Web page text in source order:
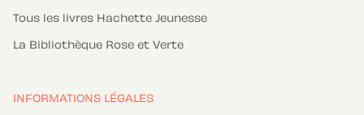
Tous les livres Hachette Jeunesse
La Bibliothèque Rose et Verte
INFORMATIONS LÉGALES